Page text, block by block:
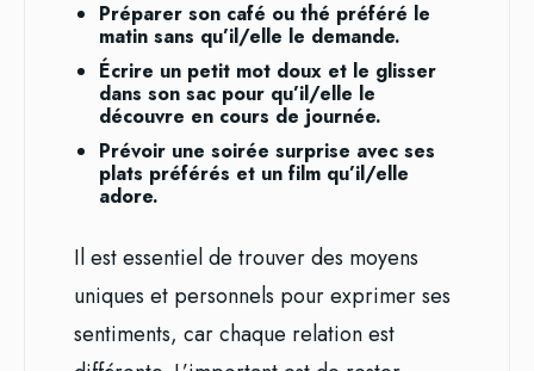
Préparer son café ou thé préféré le
matin sans qu’il/elle le demande.
Écrire un petit mot doux et le glisser
dans son sac pour qu’il/elle le
découvre en cours de journée.
Prévoir une soirée surprise avec ses
plats préférés et un film qu’il/elle
adore.
Il est essentiel de trouver des moyens
uniques et personnels pour exprimer ses
sentiments, car chaque relation est